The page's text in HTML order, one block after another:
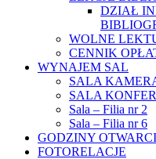
DZIAŁ
WOLNE
CENNIK
WYNAJEM SAL
SALA
SALA
Sala – Filia nr 2
Sala – Filia nr 6
GODZINY
FOTORELACJE